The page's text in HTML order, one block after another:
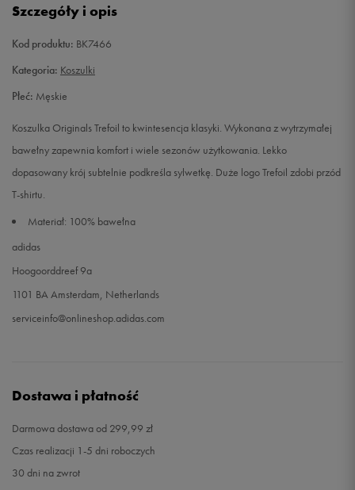
XXL Powiadom o dostępności
Szczegóły i opis
Kod produktu: BK7466
Kategoria: Koszulki
Płeć: Męskie
Koszulka Originals Trefoil to kwintesencja klasyki. Wykonana z wytrzymałej
bawełny zapewnia komfort i wiele sezonów użytkowania. Lekko
dopasowany krój subtelnie podkreśla sylwetkę. Duże logo Trefoil zdobi przód
T-shirtu.
Materiał: 100% bawełna
adidas
Hoogoorddreef 9a
1101 BA Amsterdam, Netherlands
serviceinfo@onlineshop.adidas.com
Dostawa i płatność
Darmowa dostawa od 299,99 zł
Czas realizacji 1-5 dni roboczych
30 dni na zwrot